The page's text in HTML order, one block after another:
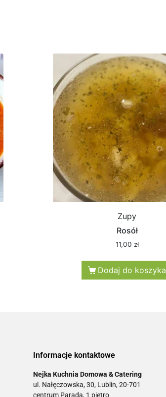
Zupy
Rosół
11,00 zł
Dodaj do koszyka
Informacje kontaktowe
Nejka Kuchnia Domowa & Catering
ul. Nałęczowska, 30, Lublin, 20-701
centrum Parada, 1 piętro